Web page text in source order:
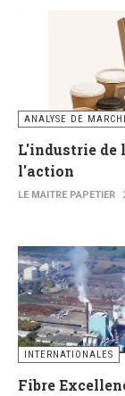
ANALYSE DE
L'industrie de
l'action
LE MAITRE PAPETIER
INTERNATIONALES
Fibre